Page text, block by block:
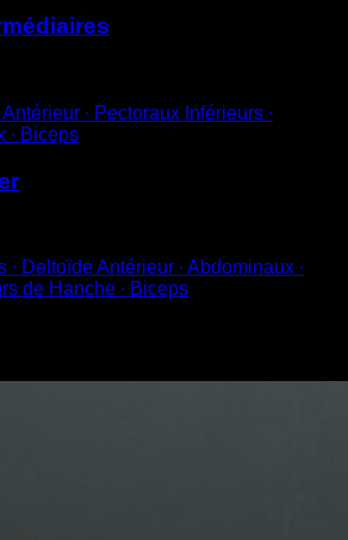
∙ Pectoraux Inférieurs ∙
∙ Biceps
Deltoïde Antérieur ∙ Abdominaux ∙
de Hanche ∙ Biceps